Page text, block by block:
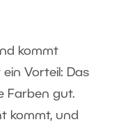
kommt
Vorteil: Das
Farben gut.
kommt, und